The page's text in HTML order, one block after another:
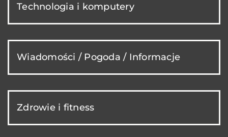
Technologia i komputery
Wiadomości / Pogoda / Informacje
Zdrowie i fitness